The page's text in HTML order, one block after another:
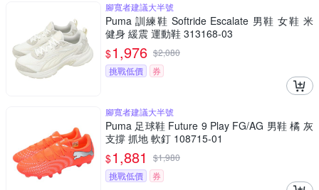
腳寬者建議大半號
Puma 訓練鞋 Softride Escalate 男鞋 女鞋 米
健身 緩震 運動鞋 313168-03
$1,976 $2,080
挑戰低價
券
腳寬者建議大半號
Puma 足球鞋 Future 9 Play FG/AG 男鞋 橘 灰
支撐 抓地 軟釘 108715-01
$1,881 $1,980
挑戰低價
券